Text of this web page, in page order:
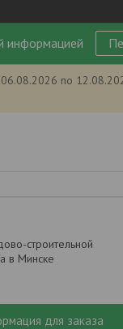
информацией
по
строительной
в Минске
для заказа